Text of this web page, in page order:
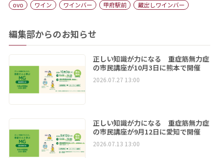
ovo ワイン ワインバー 甲府駅前 蔵出しワインバー
編集部からのお知らせ
正しい知識が力になる 重症筋無力症
の市民講座が10月3日に熊本で開催
2026.07.27 13:00
正しい知識が力になる 重症筋無力症
の市民講座が9月12日に愛知で開催
2026.07.13 13:00